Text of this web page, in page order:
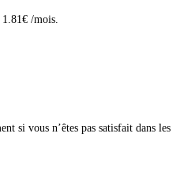
/mois.
si vous n’êtes pas satisfait dans les